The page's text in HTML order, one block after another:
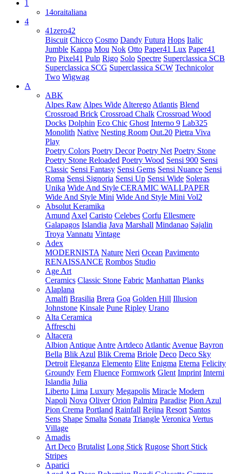
1
14oraitaliana
4
41zero42
Biscuit Chicco Cosmo Dandy Futura Hops Italic
Jumble Kappa Mou Nok Otto Paper41 Lux Paper41
Pro Pixel41 Pulp Rigo Solo Spectre Superclassica SCB
Superclassica SCG Superclassica SCW Technicolor
Two Wigwag
A
ABK
Alpes Raw Alpes Wide Alterego Atlantis Blend
Crossroad Brick Crossroad Chalk Crossroad Wood
Docks Dolphin Eco Chic Ghost Interno 9 Lab325
Monolith Native Nesting Room Out.20 Pietra Viva
Play
Poetry Colors Poetry Decor Poetry Net Poetry Stone
Poetry Stone Reloaded Poetry Wood Sensi 900 Sensi
Classic Sensi Fantasy Sensi Gems Sensi Nuance Sensi
Roma Sensi Signoria Sensi Up Sensi Wide Soleras
Unika Wide And Style CERAMIC WALLPAPER
Wide And Style Mini Wide And Style Mini Vol2
Absolut Keramika
Amund Axel Caristo Celebes Corfu Ellesmere
Galapagos Islandia Java Marshall Mindanao Sajalin
Troya Vannatu Vintage
Adex
MODERNISTA Nature Neri Ocean Pavimento
RENAISSANCE Rombos Studio
Age Art
Ceramics Classic Stone Fabric Manhattan Planks
Alaplana
Amalfi Brasilia Brera Goa Golden Hill Illusion
Johnstone Kinsale Pune Ripley Urano
Alta Ceramica
Affreschi
Altacera
Albion Antique Antre Artdeco Atlantic Avenue Bayron
Bella Blik Azul Blik Crema Briole Deco Deco Sky
Detroit Eleganza Elemento Elite Enigma Eterna Felicity
Groundy Fern Fluence Formwork Glent Imprint Interni
Islandia Julia
Liberto Lima Luxury Megapolis Miracle Modern
Napoli Nova Oliver Orion Palmira Paradise Pion Azul
Pion Crema Portland Rainfall Rejina Resort Santos
Sens Shape Smalta Sonata Triangle Veronica Vertus
Village
Amadis
Art Deco Brutalist Long Stick Rugose Short Stick
Stripes
Aparici